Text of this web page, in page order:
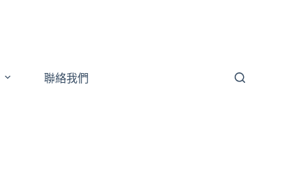
聯絡我們